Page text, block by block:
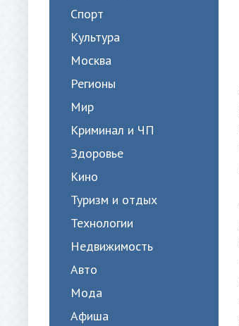
Спорт
Культура
Москва
Регионы
Мир
Криминал и ЧП
Здоровье
Кино
Туризм и отдых
Технологии
Недвижимость
Авто
Мода
Афиша